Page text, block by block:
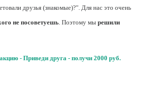
друзья (знакомые)?". Для нас это очень
не посоветуешь. Поэтому мы решили
- Приведи друга - получи 2000 руб.